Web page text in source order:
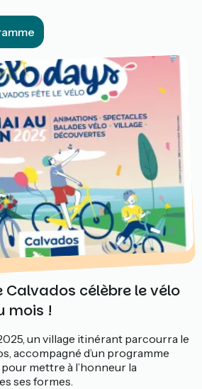
Calvados célèbre le vélo
mois !
2025, un village itinérant parcourra le
accompagné d’un programme
mettre à l’honneur la
ses formes.